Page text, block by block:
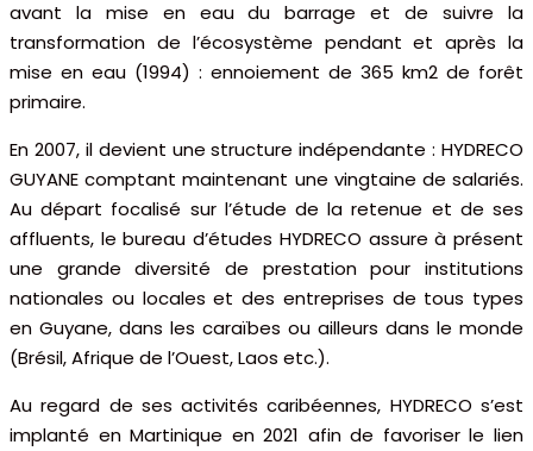
avant la mise en eau du barrage et de suivre la
transformation de l’écosystème pendant et après la
mise en eau (1994) : ennoiement de 365 km2 de forêt
primaire.
En 2007, il devient une structure indépendante : HYDRECO
GUYANE comptant maintenant une vingtaine de salariés.
Au départ focalisé sur l’étude de la retenue et de ses
affluents, le bureau d’études HYDRECO assure à présent
une grande diversité de prestation pour institutions
nationales ou locales et des entreprises de tous types
en Guyane, dans les caraïbes ou ailleurs dans le monde
(Brésil, Afrique de l’Ouest, Laos etc.).
Au regard de ses activités caribéennes, HYDRECO s’est
implanté en Martinique en 2021 afin de favoriser le lien